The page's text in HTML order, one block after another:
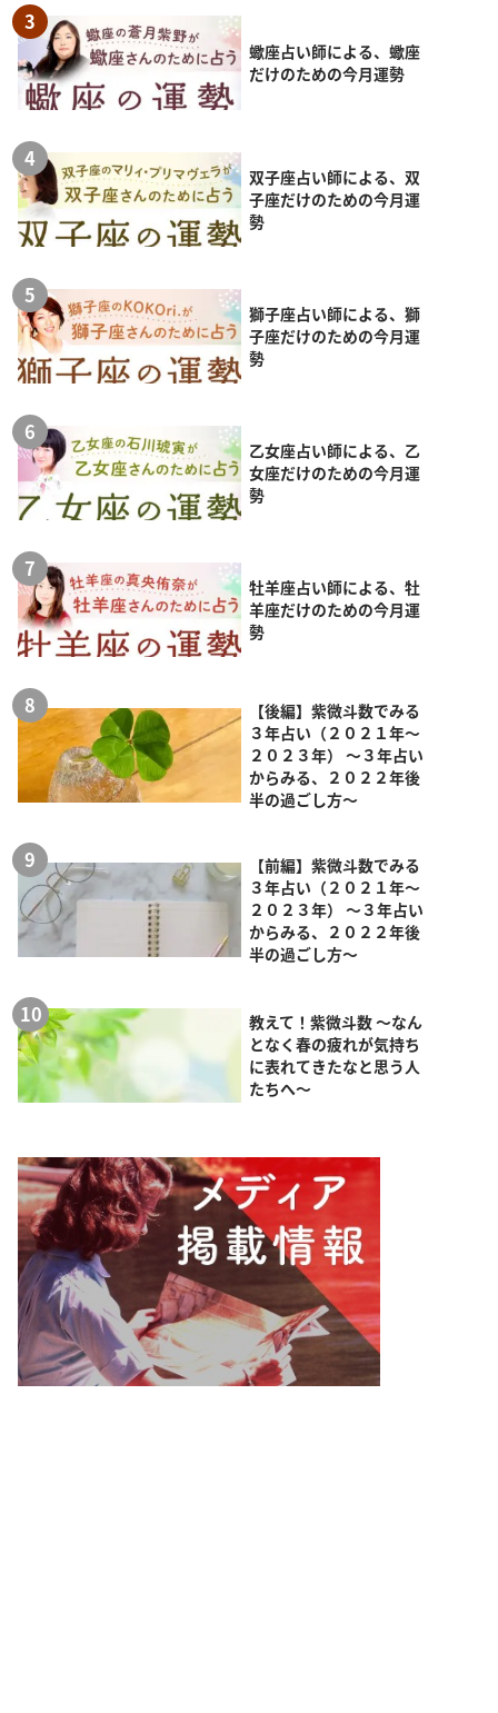
蠍座占い師による、蠍座
だけのための今月運勢
双子座占い師による、双
子座だけのための今月運
勢
獅子座占い師による、獅
子座だけのための今月運
勢
乙女座占い師による、乙
女座だけのための今月運
勢
牡羊座占い師による、牡
羊座だけのための今月運
勢
【後編】紫微斗数でみる
３年占い（２０２１年～
２０２３年） ～３年占い
からみる、２０２２年後
半の過ごし方～
【前編】紫微斗数でみる
３年占い（２０２１年～
２０２３年） ～３年占い
からみる、２０２２年後
半の過ごし方～
教えて！紫微斗数 ～なん
となく春の疲れが気持ち
に表れてきたなと思う人
たちへ～